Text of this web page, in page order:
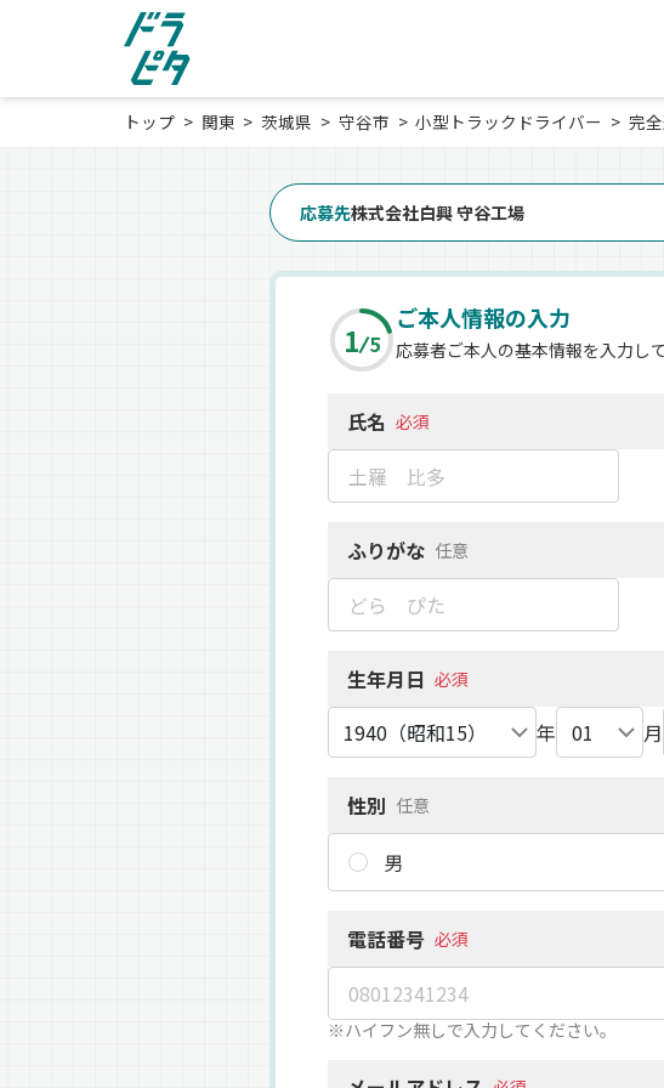
トップ 関東 茨城県 守谷市 小型トラックドライバー 完
応募先株式会社白興 守谷工場
1 5
ご本人情報の入力
応募者ご本人の基本情報を入力し
氏名 必須
ふりがな 任意
生年月日 必須
年 月
性別 任意
男
電話番号 必須
※ハイフン無しで入力してください。